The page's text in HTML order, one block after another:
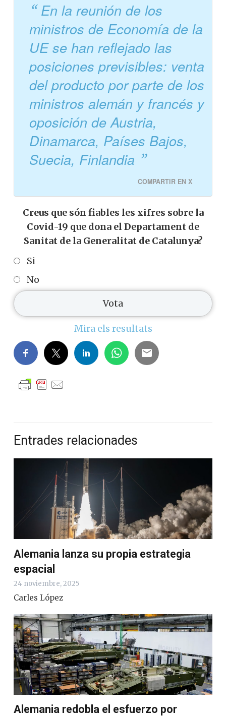
En la reunión de los
ministros de Economía de la
UE se han reflejado las
posiciones previsibles: venta
del producto por parte de los
ministros alemán y francés y
oposición de Austria,
Dinamarca, Países Bajos,
Suecia, Finlandia
COMPARTIR EN X
Creus que són fiables les xifres sobre la
Covid-19 que dona el Departament de
Sanitat de la Generalitat de Catalunya?
Si
No
Mira els resultats
Entrades relacionades
Alemania lanza su propia estrategia
espacial
24 noviembre, 2025
Carles López
Alemania redobla el esfuerzo por